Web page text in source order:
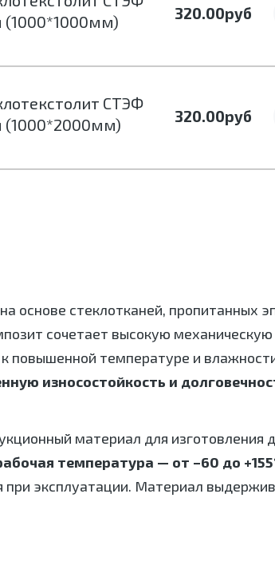
320.00руб
СТЭФ
320.00руб
основе стеклотканей,
сочетает высокую
повышенной температуре и
износостойкость и
материал для
температура — от –60 до
при эксплуатации. Материал